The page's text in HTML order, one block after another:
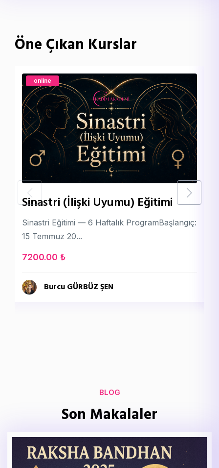
Öne Çıkan Kurslar
online
Sinastri (İlişki Uyumu) Eğitimi
Sinastri Eğitimi — 6 Haftalık ProgramBaşlangıç:
15 Temmuz 20...
7200.00 ₺
Burcu GÜRBÜZ ŞEN
BLOG
Son Makalaler